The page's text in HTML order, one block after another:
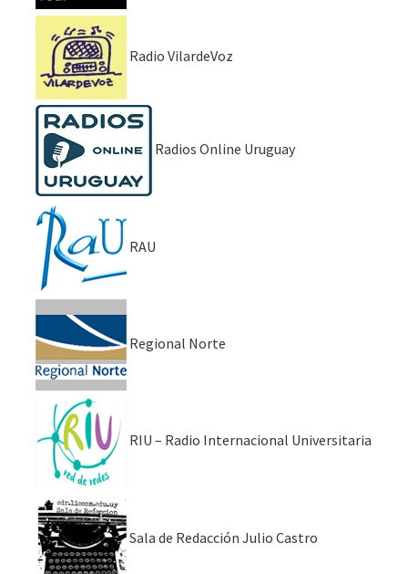
Radio VilardeVoz
Radios Online Uruguay
RAU
Regional Norte
RIU – Radio Internacional Universitaria
Sala de Redacción Julio Castro